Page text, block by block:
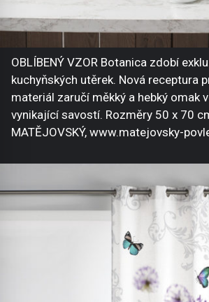
OBLÍBENÝ VZOR Botanica zdobí
kuchyňských utěrek. Nová receptura
materiál zaručí měkký a hebký omak
vynikající savostí. Rozměry 50 x 70
MATĚJOVSKÝ, www.matejovsky-